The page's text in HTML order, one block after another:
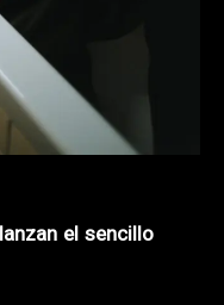
el sencillo